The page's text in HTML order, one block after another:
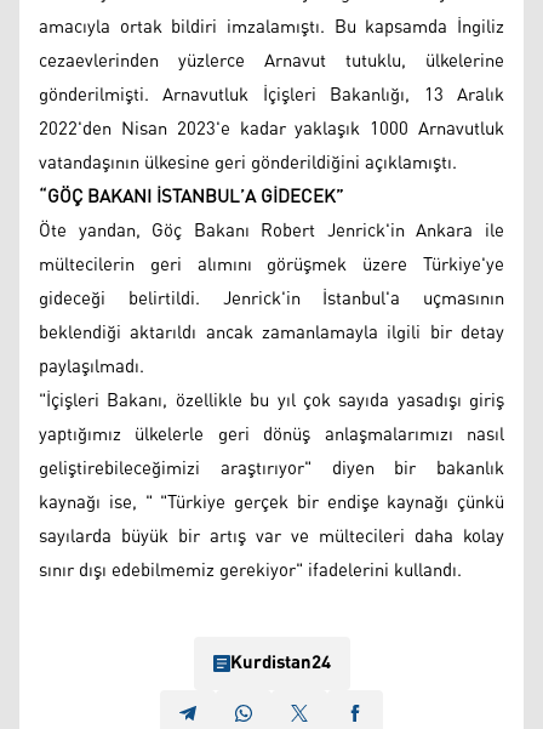
amacıyla ortak bildiri imzalamıştı. Bu kapsamda İngiliz
cezaevlerinden yüzlerce Arnavut tutuklu, ülkelerine
gönderilmişti. Arnavutluk İçişleri Bakanlığı, 13 Aralık
2022'den Nisan 2023'e kadar yaklaşık 1000 Arnavutluk
vatandaşının ülkesine geri gönderildiğini açıklamıştı.
“GÖÇ BAKANI İSTANBUL’A GİDECEK”
Öte yandan, Göç Bakanı Robert Jenrick'in Ankara ile
mültecilerin geri alımını görüşmek üzere Türkiye'ye
gideceği belirtildi. Jenrick'in İstanbul'a uçmasının
beklendiği aktarıldı ancak zamanlamayla ilgili bir detay
paylaşılmadı.
"İçişleri Bakanı, özellikle bu yıl çok sayıda yasadışı giriş
yaptığımız ülkelerle geri dönüş anlaşmalarımızı nasıl
geliştirebileceğimizi araştırıyor" diyen bir bakanlık
kaynağı ise, " "Türkiye gerçek bir endişe kaynağı çünkü
sayılarda büyük bir artış var ve mültecileri daha kolay
sınır dışı edebilmemiz gerekiyor" ifadelerini kullandı.
Kurdistan24